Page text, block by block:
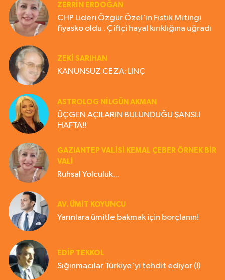
ZERRIN ERDOĞAN
CHP Lideri Özgür Özel'in Fıstık Mitingi
fiyasko oldu . Çiftçi hayal kırıklığına uğradı
ZEKI SARIHAN
KANUNSUZ CEZA: LİNÇ
ASTROLOG NILGÜN AKMAN
ÜÇGEN AÇILARIN BULUNDUĞU ŞANSLI
HAFTA!!
GAZIANTEP VALISI KEMAL ÇEBER ÖRNEK BİR
VALİ
Ruhsal Yolculuk...
AV. ÜMIT KOYUNCU
Yarınlara ümitle bakmak için borçlanın!
EDIP TEKKOL
Sığınmacılar Türkiye'yi tehdit ediyor (!)